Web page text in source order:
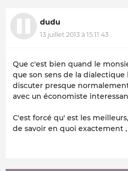
dudu
13 juillet 2013 à 15:11:43
Que c'est bien quand le
que son sens de la
discuter presque
avec un économiste
C'est forcé qu' est les
de savoir en quoi exactement ,